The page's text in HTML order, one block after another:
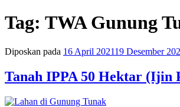
Tag: TWA Gunung
Diposkan pada 16 April 202119 Desember
Tanah IPPA 50 Hektar (Ijin